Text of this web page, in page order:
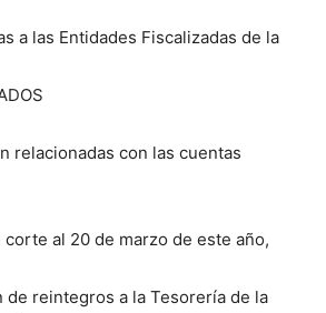
a las Entidades Fiscalizadas de la
relacionadas con las cuentas
corte al 20 de marzo de este año,
de reintegros a la Tesorería de la